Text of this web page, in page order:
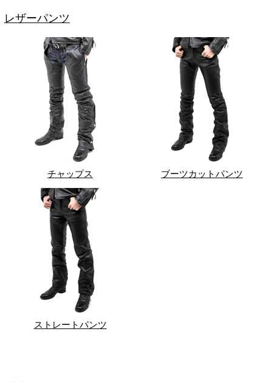
レザーパンツ
チャップス ブーツカットパンツ
ストレートパンツ